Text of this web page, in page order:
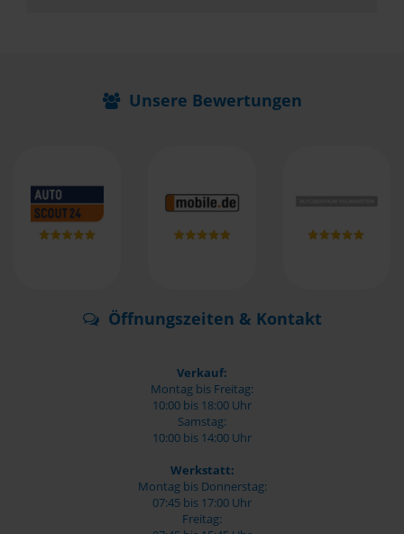
Unsere Bewertungen
Öffnungszeiten & Kontakt
Verkauf:
Montag bis Freitag:
10:00 bis 18:00 Uhr
Samstag:
10:00 bis 14:00 Uhr
Werkstatt:
Montag bis Donnerstag:
07:45 bis 17:00 Uhr
Freitag: